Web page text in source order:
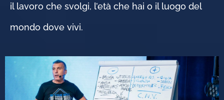
il lavoro che svolgi, l’età che hai o il luogo del
mondo dove vivi.